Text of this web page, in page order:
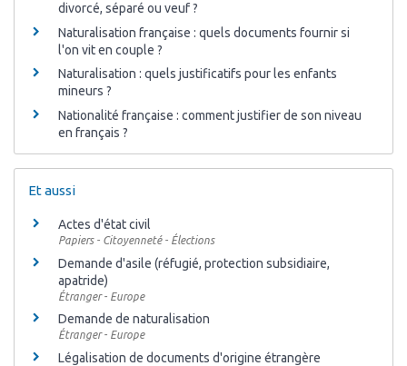
divorcé, séparé ou veuf ?
Naturalisation française : quels documents fournir si
l'on vit en couple ?
Naturalisation : quels justificatifs pour les enfants
mineurs ?
Nationalité française : comment justifier de son niveau
en français ?
Et aussi
Actes d'état civil
Papiers - Citoyenneté - Élections
Demande d'asile (réfugié, protection subsidiaire,
apatride)
Étranger - Europe
Demande de naturalisation
Étranger - Europe
Légalisation de documents d'origine étrangère